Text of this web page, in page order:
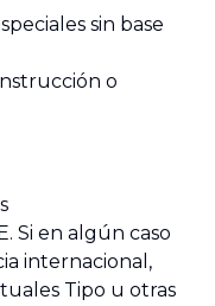
sin base
o
Si en algún caso
internacional,
Tipo u otras